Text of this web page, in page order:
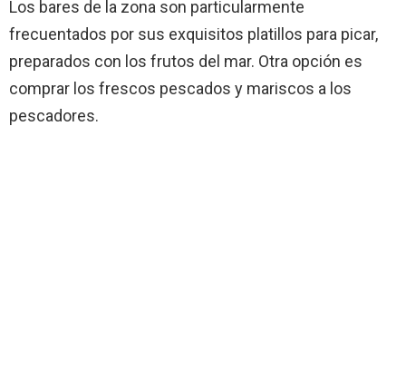
Los bares de la zona son particularmente
frecuentados por sus exquisitos platillos para picar,
preparados con los frutos del mar. Otra opción es
comprar los frescos pescados y mariscos a los
pescadores.